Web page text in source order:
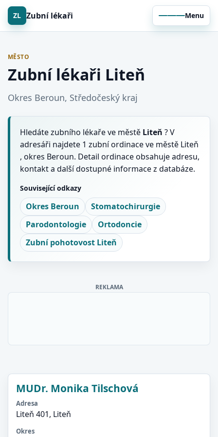
ZL Zubní lékaři Menu
MĚSTO
Zubní lékaři Liteň
Okres Beroun, Středočeský kraj
Hledáte zubního lékaře ve městě Liteň ? V
adresáři najdete 1 zubní ordinace ve městě Liteň
, okres Beroun. Detail ordinace obsahuje adresu,
kontakt a další dostupné informace z databáze.
Související odkazy
Okres Beroun
Stomatochirurgie
Parodontologie
Ortodoncie
Zubní pohotovost Liteň
REKLAMA
MUDr. Monika Tilschová
Adresa
Liteň 401, Liteň
Okres